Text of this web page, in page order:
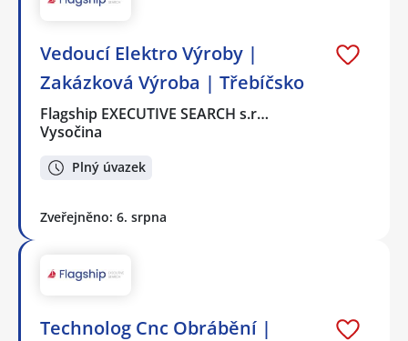
Vedoucí Elektro Výroby |
Zakázková Výroba | Třebíčsko
Flagship EXECUTIVE SEARCH s.r…
Vysočina
Plný úvazek
Zveřejněno: 6. srpna
Technolog Cnc Obrábění |